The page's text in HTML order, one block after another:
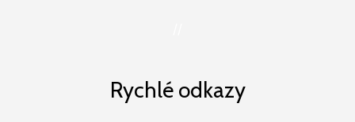
Rychlé odkazy